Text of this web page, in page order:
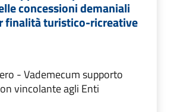
concessioni demaniali
finalità turistico-ricreative
- Vademecum supporto
vincolante agli Enti